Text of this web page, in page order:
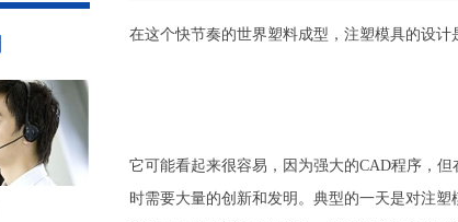
在这个快节奏的世界塑料成型，注塑模具的设
它可能看起来很容易，因为强大的CAD程序，
时需要大量的创新和发明。典型的一天是对注